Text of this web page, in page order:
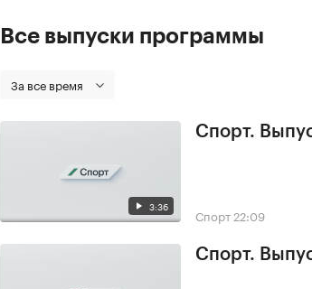
Все выпуски программы
За все время
3:36
Спорт.
Спорт 22:09
Спорт.